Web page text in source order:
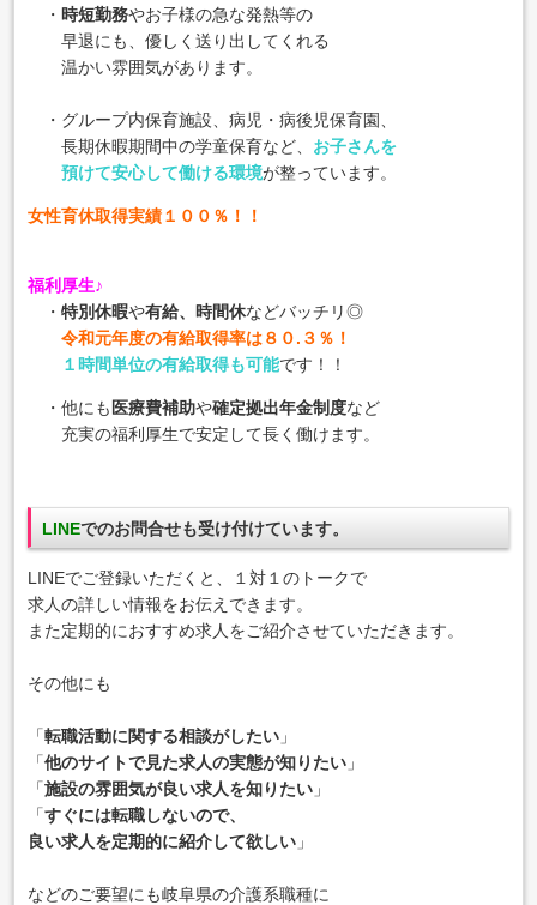
・ 時短勤務やお子様の急な発熱等の
早退にも、優しく送り出してくれる
温かい雰囲気があります。
・グループ内保育施設、病児・病後児保育園、
長期休暇期間中の学童保育など、 お子さんを
預けて安心して働ける環境が整っています。
女性育休取得実績１００％！！
福利厚生♪
・特別休暇や有給、時間休などバッチリ◎
令和元年度の有給取得率は８０.３％！
１時間単位の有給取得も可能です！！
・他にも 医療費補助や確定拠出年金制度など
充実の福利厚生で安定して長く働けます。
LINEでのお問合せも受け付けています。
LINEでご登録いただくと、１対１のトークで
求人の詳しい情報をお伝えできます。
また定期的におすすめ求人をご紹介させていただきます。
その他にも
「転職活動に関する相談がしたい 」
「他のサイトで見た求人の実態が知りたい 」
「施設の雰囲気が良い求人を知りたい 」
「すぐには転職しないので、
良い求人を定期的に紹介して欲しい 」
などのご要望にも岐阜県の介護系職種に